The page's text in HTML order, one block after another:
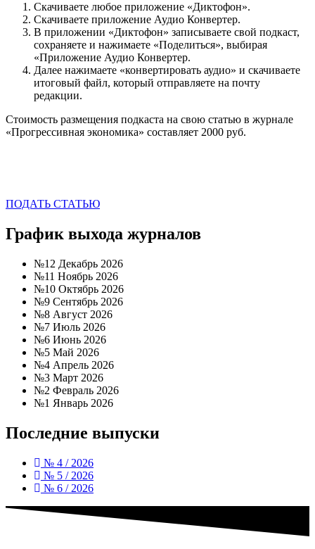
Скачиваете любое приложение «Диктофон».
Скачиваете приложение Аудио Конвертер.
В приложении «Диктофон» записываете свой подкаст,
сохраняете и нажимаете «Поделиться», выбирая
«Приложение Аудио Конвертер.
Далее нажимаете «конвертировать аудио» и скачиваете
итоговый файл, который отправляете на почту
редакции.
Стоимость размещения подкаста на свою статью в журнале
«Прогрессивная экономика» составляет 2000 руб.
ПОДАТЬ СТАТЬЮ
График выхода журналов
№12 Декабрь 2026
№11 Ноябрь 2026
№10 Октябрь 2026
№9 Сентябрь 2026
№8 Август 2026
№7 Июль 2026
№6 Июнь 2026
№5 Май 2026
№4 Апрель 2026
№3 Март 2026
№2 Февраль 2026
№1 Январь 2026
Последние выпуски
№ 4 / 2026
№ 5 / 2026
№ 6 / 2026